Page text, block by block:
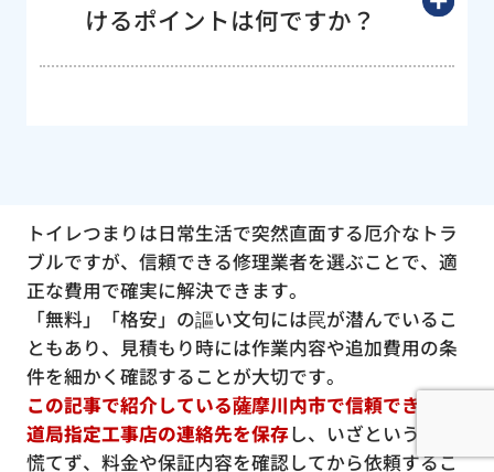
けるポイントは何ですか？
トイレつまりは日常生活で突然直面する厄介なトラ
ブルですが、信頼できる修理業者を選ぶことで、適
正な費用で確実に解決できます。
「無料」「格安」の謳い文句には罠が潜んでいるこ
ともあり、見積もり時には作業内容や追加費用の条
件を細かく確認することが大切です。
この記事で紹介している薩摩川内市で信頼できる水
道局指定工事店の連絡先を保存し、いざという時に
慌てず、料金や保証内容を確認してから依頼するこ